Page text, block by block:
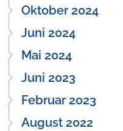
Oktober 2024
Juni 2024
Mai 2024
Juni 2023
Februar 2023
August 2022